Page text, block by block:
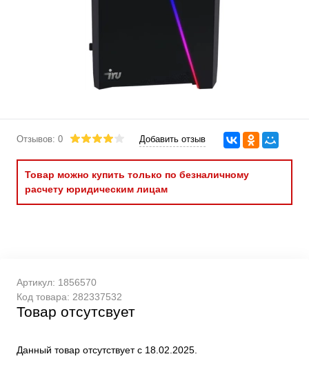
Отзывов: 0 Добавить отзыв
Товар можно купить только по безналичному
расчету юридическим лицам
Артикул: 1856570
Код товара: 282337532
Товар отсутсвует
Данный товар отсутствует с 18.02.2025.